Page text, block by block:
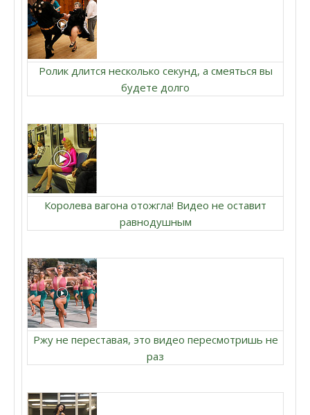
Ролик длится несколько секунд, а смеяться вы
будете долго
Королева вагона отожгла! Видео не оставит
равнодушным
Ржу не переставая, это видео пересмотришь не
раз